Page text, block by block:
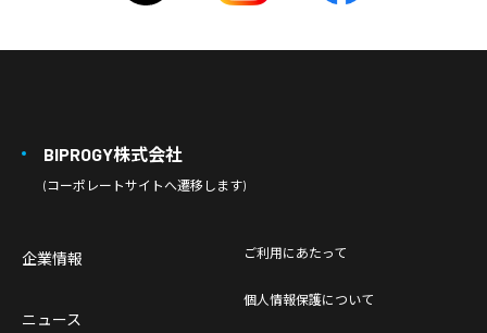
BIPROGY株式会社
(コーポレートサイトへ遷移します)
企業情報
ニュース
ご利用にあたって
個人情報保護について